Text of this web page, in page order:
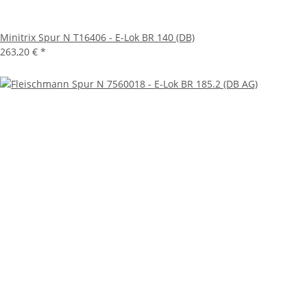
Minitrix Spur N T16406 - E-Lok BR 140 (DB)
263,20 € *